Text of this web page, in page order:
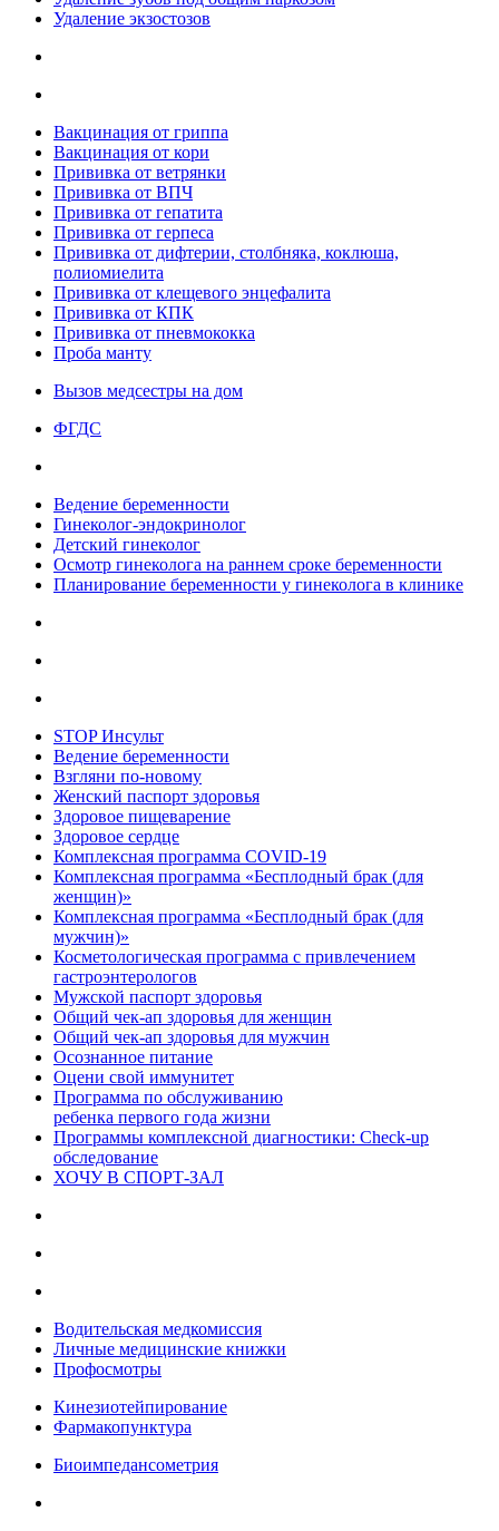
Удаление экзостозов
Вакцинация от гриппа
Вакцинация от кори
Прививка от ветрянки
Прививка от ВПЧ
Прививка от гепатита
Прививка от герпеса
Прививка от дифтерии, столбняка, коклюша,
полиомиелита
Прививка от клещевого энцефалита
Прививка от КПК
Прививка от пневмококка
Проба манту
Вызов медсестры на дом
ФГДС
Ведение беременности
Гинеколог-эндокринолог
Детский гинеколог
Осмотр гинеколога на раннем сроке беременности
Планирование беременности у гинеколога в клинике
STOP Инсульт
Ведение беременности
Взгляни по-новому
Женский паспорт здоровья
Здоровое пищеварение
Здоровое сердце
Комплексная программа COVID-19
Комплексная программа «Бесплодный брак (для
женщин)»
Комплексная программа «Бесплодный брак (для
мужчин)»
Косметологическая программа с привлечением
гастроэнтерологов
Мужской паспорт здоровья
Общий чек-ап здоровья для женщин
Общий чек-ап здоровья для мужчин
Осознанное питание
Оцени свой иммунитет
Программа по обслуживанию
ребенка первого года жизни
Программы комплексной диагностики: Check-up
обследование
ХОЧУ В CПОРТ-ЗАЛ
Водительская медкомиссия
Личные медицинские книжки
Профосмотры
Кинезиотейпирование
Фармакопунктура
Биоимпедансометрия